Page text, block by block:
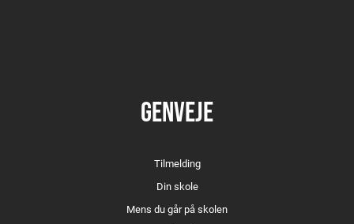
GENVEJE
Tilmelding
Din skole
Mens du går på skolen